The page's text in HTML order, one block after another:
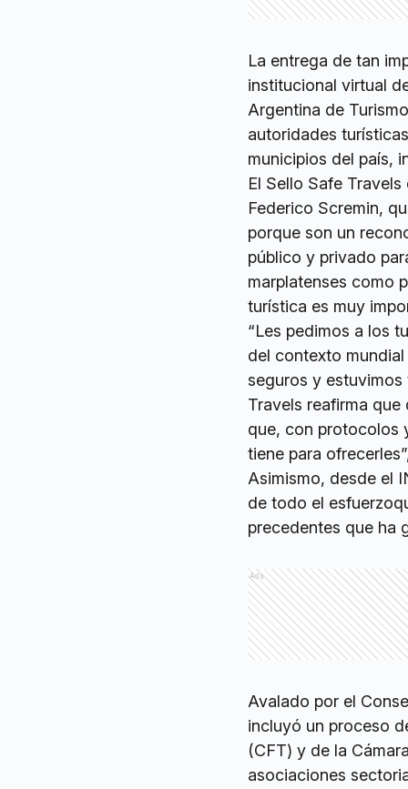
La entrega de tan
institucional virtual
Argentina de
autoridades
municipios del país,
El Sello Safe
Federico Scremin,
porque son un
público y privado
marplatenses como
turística es muy
“Les pedimos a los
del contexto
seguros y estuvimos
Travels reafirma
que, con protocolos
tiene para
Asimismo, desde el
de todo el
precedentes que ha
Ads
Avalado por el
incluyó un proceso
(CFT) y de la
asociaciones